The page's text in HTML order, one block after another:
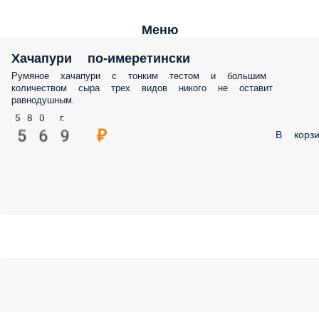
Меню
Хачапури по-имеретински
Румяное хачапури с тонким тестом и большим
количеством сыра трех видов никого не оставит
равнодушным.
580 г.
569 ₽ В